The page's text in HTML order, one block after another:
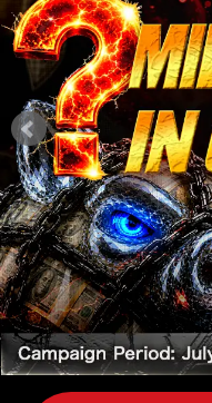
匯
中
文
官
網)
-
外
匯
交